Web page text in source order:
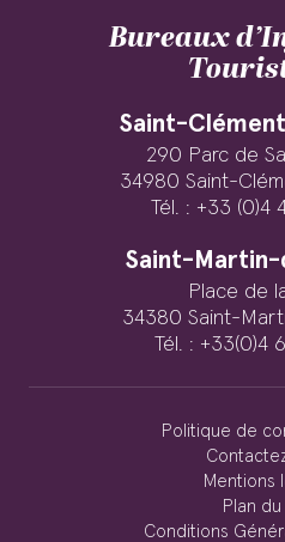
Bureaux
Saint-
290 Parc de
34980 Saint-
Tél. : +33 (0)4
Saint-Martin-
Place de
34380 Saint-
Tél. : +33(0)4
Politique de
Mentions
Plan
Conditions